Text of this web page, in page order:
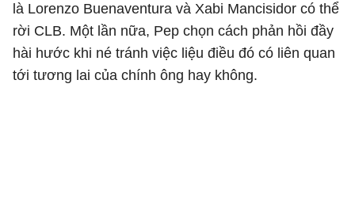
là Lorenzo Buenaventura và Xabi Mancisidor có thể
rời CLB. Một lần nữa, Pep chọn cách phản hồi đầy
hài hước khi né tránh việc liệu điều đó có liên quan
tới tương lai của chính ông hay không.